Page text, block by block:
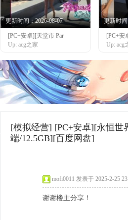
更新时间：2026-08-07
[PC+安卓][天堂市 Par
Up: acg之家
更新时间
[PC+安
Up: acg
[模拟经营] [PC+安卓][永恒世
端/12.5GB][百度网盘]
mofi0011 发表于 2025-2-25
谢谢楼主分享！